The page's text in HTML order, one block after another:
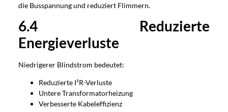
die Busspannung und reduziert Flimmern.
6.4 Reduzierte
Energieverluste
Niedrigerer Blindstrom bedeutet:
Reduzierte I²R-Verluste
Untere Transformatorheizung
Verbesserte Kabeleffizienz